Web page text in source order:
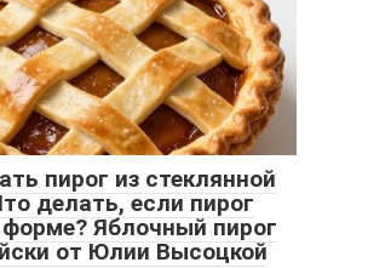
пирог из стеклянной
делать, если пирог
Яблочный пирог
от Юлии Высоцкой